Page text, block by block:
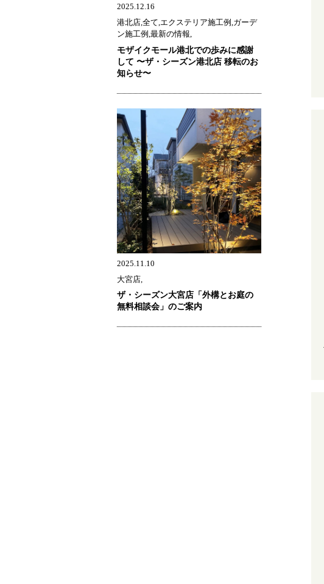
2025.12.16
港北店,全て,エクステリア施工例,ガーデ
ン施工例,最新の情報,
モザイクモール港北での歩みに感謝
して 〜ザ・シーズン港北店 移転のお
知らせ〜
2025.11.10
大宮店,
ザ・シーズン大宮店「外構とお庭の
無料相談会」のご案内